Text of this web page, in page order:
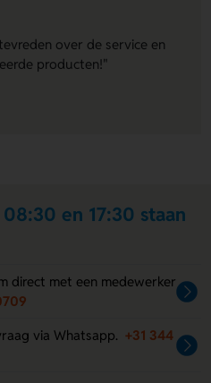
over de service en
producten!"
en 17:30 staan
direct met een medewerker
via Whatsapp. +31 344